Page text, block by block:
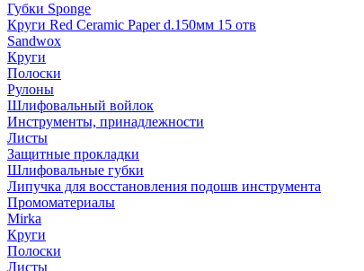
Губки Sponge
Круги Red Ceramic Paper d.150мм 15 отв
Sandwox
Круги
Полоски
Рулоны
Шлифовальный войлок
Инструменты, принадлежности
Листы
Защитные прокладки
Шлифовальные губки
Липучка для восстановления подошв инструмента
Промоматериалы
Mirka
Круги
Полоски
Листы